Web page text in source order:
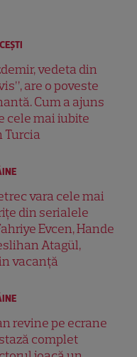
vedeta din
are o poveste
Cum a ajuns
cele mai iubite
Turcia
vara cele mai
din serialele
Evcen, Hande
Atagül,
vacanță
revine pe ecrane
complet